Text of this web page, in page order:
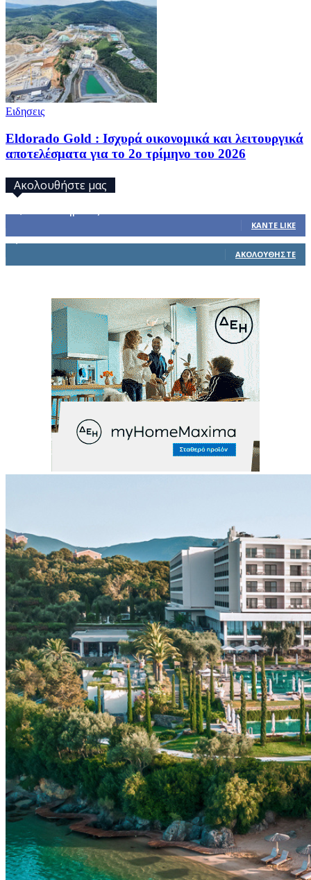
Ειδησεις
Eldorado Gold : Ισχυρά οικονομικά και λειτουργικά
αποτελέσματα για το 2ο τρίμηνο του 2026
Ακολουθήστε μας
ΚΆΝΤΕ LIKE
ΑΚΟΛΟΥΘΉΣΤΕ